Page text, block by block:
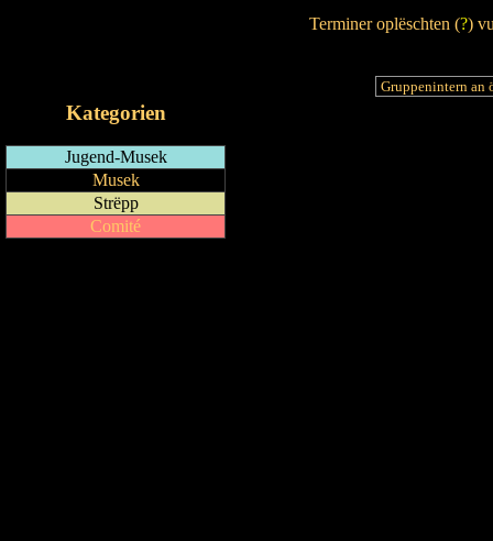
Kategorien
Jugend-Musek
Musek
Strëpp
Comité
Terminer oplëschten (?)